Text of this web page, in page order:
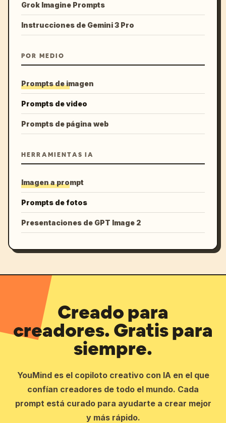
Grok Imagine Prompts
Instrucciones de Gemini 3 Pro
POR MEDIO
Prompts de imagen
Prompts de video
Prompts de página web
HERRAMIENTAS IA
Imagen a prompt
Prompts de fotos
Presentaciones de GPT Image 2
Creado para
creadores. Gratis para
siempre.
YouMind es el copiloto creativo con IA en el que
confían creadores de todo el mundo. Cada
prompt está curado para ayudarte a crear mejor
y más rápido.